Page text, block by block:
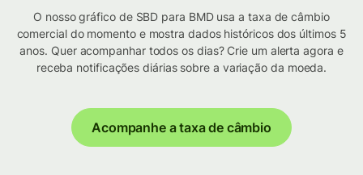
O nosso gráfico de SBD para BMD usa a taxa de câmbio
comercial do momento e mostra dados históricos dos últimos 5
anos. Quer acompanhar todos os dias? Crie um alerta agora e
receba notificações diárias sobre a variação da moeda.
Acompanhe a taxa de câmbio